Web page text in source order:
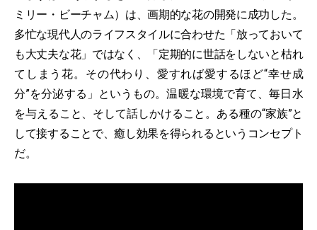
ミリー・ビーチャム）は、画期的な花の開発に成功した。
多忙な現代人のライフスタイルに合わせた「放っておいて
も大丈夫な花」ではなく、「定期的に世話をしないと枯れ
てしまう花。その代わり、愛すれば愛するほど“幸せ成
分”を分泌する」というもの。温暖な環境で育て、毎日水
を与えること、そして話しかけること。ある種の“家族”と
して接することで、癒し効果を得られるというコンセプト
だ。